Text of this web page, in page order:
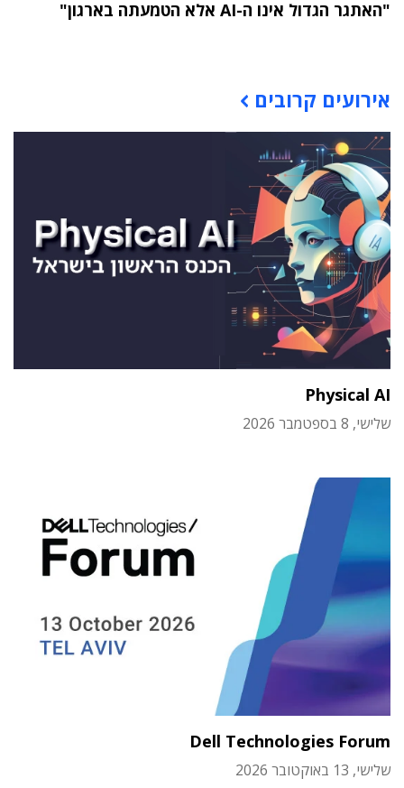
"האתגר הגדול אינו ה-AI אלא הטמעתה בארגון"
אירועים קרובים
Physical AI
שלישי, 8 בספטמבר 2026
Dell Technologies Forum
שלישי, 13 באוקטובר 2026